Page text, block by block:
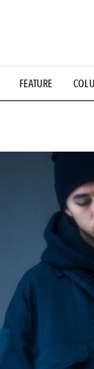
FEATURE
#ESSENTIAL
#Commune H